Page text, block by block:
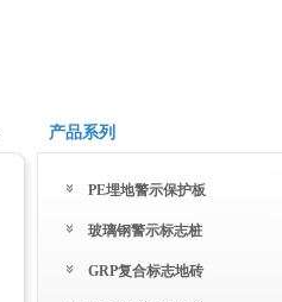
产品系列
PE埋地警示保护板
玻璃钢警示标志桩
GRP复合标志地砖